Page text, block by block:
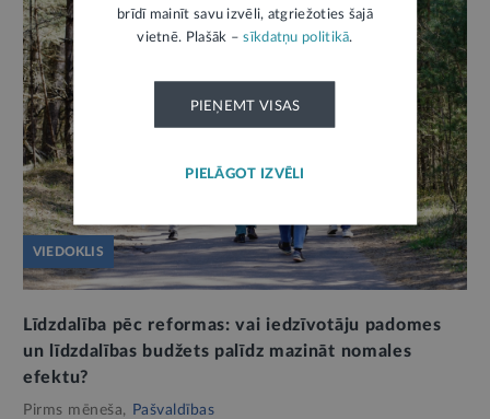
VIEDOKLIS
Līdzdalība pēc reformas: vai iedzīvotāju padomes
un līdzdalības budžets palīdz mazināt nomales
efektu?
Pirms mēneša, Pašvaldības
brīdī mainīt savu izvēli, atgriežoties šajā
vietnē. Plašāk –sīkdatņu politikā.
PIEŅEMT VISAS
PIELĀGOT IZVĒLI